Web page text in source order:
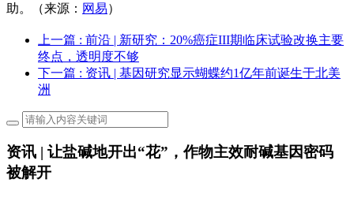
助。（来源： 网易）
上一篇 : 前沿 | 新研究：20%癌症III期临床试验改换主要
终点，透明度不够
下一篇 : 资讯 | 基因研究显示蝴蝶约1亿年前诞生于北美
洲
资讯 | 让盐碱地开出“花”，作物主效耐碱基因密码
被解开